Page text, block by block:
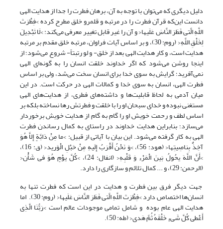
دلیل دیگری که می‌توان با توجه به آن، برهان فطرت را جدا از هدایت الهی
دانست این‌که قرآن فطرت را در مرتبه و قلمرو خلق مطرح کرده >فِطْرَتَ
اللَّهِ الَّتی‏ فَطَرَ النَّاسَ عَلَیها< و آن را غیر قابل تغییر معرفی می‌کند: >لَا تَبْدِیلَ
لِخَلْقِ اللَّهِ< (روم: 30)، و بر اساس آیات فراوان، مرتبه خلق مقدم بر مرتبه
هدایت است، و کار هدایت الهی بعد از خلق- و لو رتبتاً- شروع می‌شود؛ از
اینجا روشن می‌شود که اگر خداوند خلقت انسان را به گونه‌ای الهی
نمی‌آفرید؛ گرایش به سوی خدا برای انسان سخت می‌شد، ولی بر اساس
فطرت الهی، انسان به سوی خدا و کمالات الهی در حرکت است. در این
میان آدمی به لحاظ قابلیت‌ها و داشته‌های فطری، از هدایت‌های الهی
مستغنی نبوده و خدای سبحان او را با خلقت و فطرتش رها نساخته بلکه بر
اساس لطف و رحمت خویش او را گام به گام از هدایت خویش برخوردار
می‌سازد؛ بنابراین هدایت خداوند در راستای به کمال رساندن فطرت
الهی به کار گرفته می‌شود. این بیان با آیاتی از قبیل: >ما مِنْ دَابَّةٍ إِلاَّ هُوَ
آخِذٌ بِناصِیتِها< (هود: 56)، >وَ نَحْنُ أَقْرَبُ إِلَیهِ مِنْ حَبْلِ الْوَرید< (ق: 16)،
>أَنَّ اللَّهَ یحُولُ بَینَ الْمَرْءِ وَ قَلْبِهِ< (انفال: 24)، >کُلَّ یوْمٍ هُوَ فی‏ شَأْن<
(الرحمن: 29)، و ... کمال تلائم و سازگاری را دارد.
جهت دیگر فرق بین فطرت و هدایت در این است که فطرت تنها به
انسان‌ها اختصاص دارد >فِطْرَتَ اللَّهِ الَّتی‏ فَطَرَ النَّاسَ عَلَیها< (روم: 30). اما
هدایت الهی عام بوده و شامل تمامی موجودات عالم است >رَبُّنَا الَّذِی
أَعْطى‏ کُلَّ شَی‏ءٍ خَلْقَهُ ثُمَّ هَدى<‏ (طه: 50).